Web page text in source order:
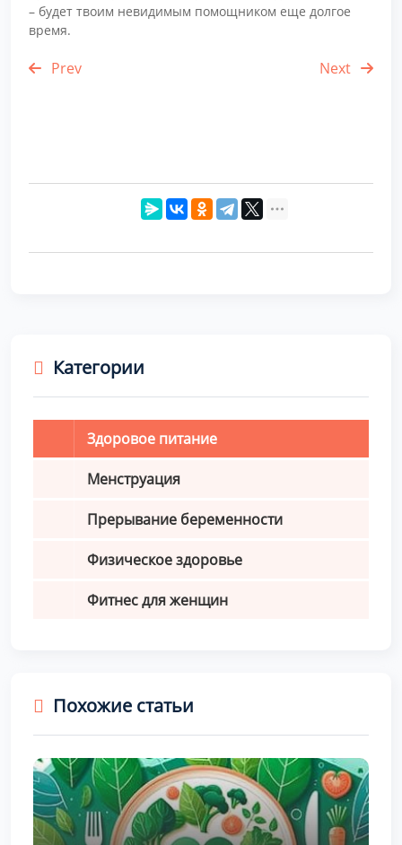
– будет твоим невидимым помощником еще долгое
время.
Prev Next
Категории
Здоровое питание
Менструация
Прерывание беременности
Физическое здоровье
Фитнес для женщин
Похожие статьи